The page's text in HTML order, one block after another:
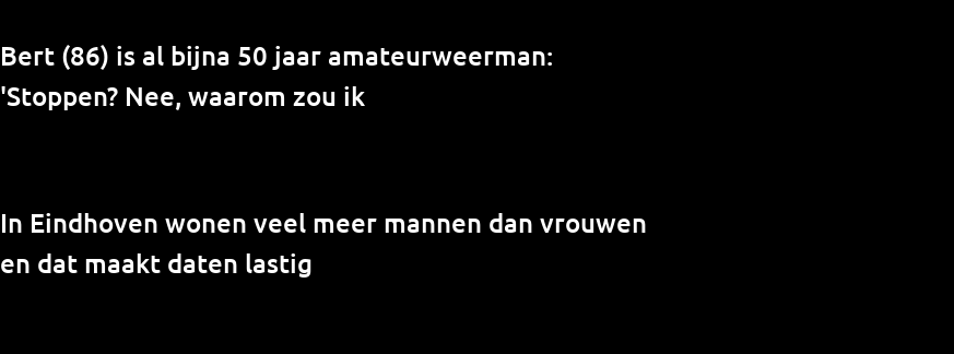
Bert (86) is al bijna 50 jaar amateurweerman:
'Stoppen? Nee, waarom zou ik
In Eindhoven wonen veel meer mannen dan vrouwen
en dat maakt daten lastig